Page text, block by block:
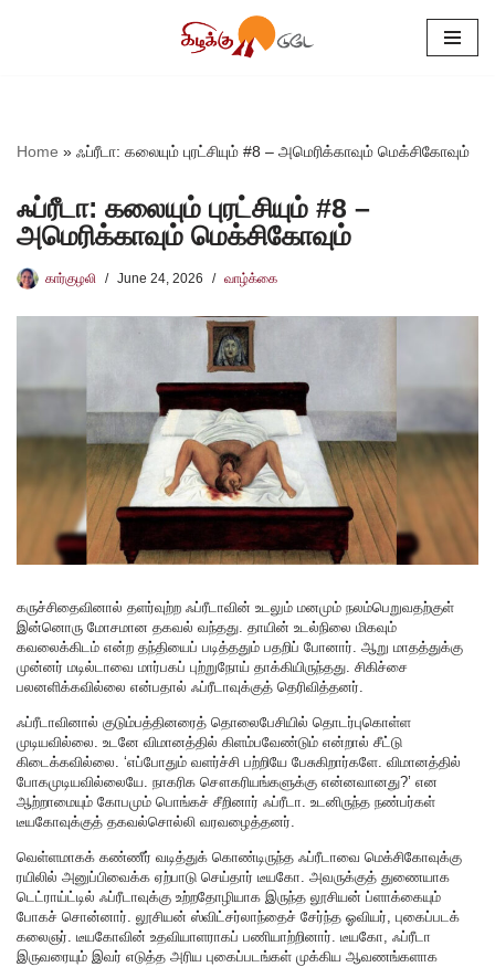
Home » ஃப்ரீடா: கலையும் புரட்சியும் #8 – அமெரிக்காவும் மெக்சிகோவும்
ஃப்ரீடா: கலையும் புரட்சியும் #8 –
அமெரிக்காவும் மெக்சிகோவும்
கார்குழலி June 24, 2026 வாழ்க்கை
கருச்சிதைவினால் தளர்வுற்ற ஃப்ரீடாவின் உடலும் மனமும் நலம்பெறுவதற்குள்
இன்னொரு மோசமான தகவல் வந்தது. தாயின் உடல்நிலை மிகவும்
கவலைக்கிடம் என்ற தந்தியைப் படித்ததும் பதறிப் போனார். ஆறு மாதத்துக்கு
முன்னர் மடில்டாவை மார்பகப் புற்றுநோய் தாக்கியிருந்தது. சிகிச்சை
பலனளிக்கவில்லை என்பதால் ஃப்ரீடாவுக்குத் தெரிவித்தனர்.
ஃப்ரீடாவினால் குடும்பத்தினரைத் தொலைபேசியில் தொடர்புகொள்ள
முடியவில்லை. உடனே விமானத்தில் கிளம்பவேண்டும் என்றால் சீட்டு
கிடைக்கவில்லை. ‘எப்போதும் வளர்ச்சி பற்றியே பேசுகிறார்களே. விமானத்தில்
போகமுடியவில்லையே. நாகரிக சௌகரியங்களுக்கு என்னவானது?’ என
ஆற்றாமையும் கோபமும் பொங்கச் சீறினார் ஃப்ரீடா. உடனிருந்த நண்பர்கள்
டீயகோவுக்குத் தகவல்சொல்லி வரவழைத்தனர்.
வெள்ளமாகக் கண்ணீர் வடித்துக் கொண்டிருந்த ஃப்ரீடாவை மெக்சிகோவுக்கு
ரயிலில் அனுப்பிவைக்க ஏற்பாடு செய்தார் டீயகோ. அவருக்குத் துணையாக
டெட்ராய்ட்டில் ஃப்ரீடாவுக்கு உற்றதோழியாக இருந்த லூசியன் ப்ளாக்கையும்
போகச் சொன்னார். லூசியன் ஸ்விட்சர்லாந்தைச் சேர்ந்த ஓவியர், புகைப்படக்
கலைஞர். டீயகோவின் உதவியாளராகப் பணியாற்றினார். டீயகோ, ஃப்ரீடா
இருவரையும் இவர் எடுத்த அரிய புகைப்படங்கள் முக்கிய ஆவணங்களாக